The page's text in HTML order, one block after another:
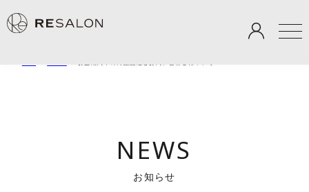
NEWS
お知らせ